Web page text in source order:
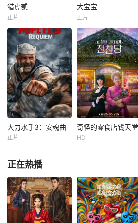
助力。团队成功实
现转型。随后成员
房”，大叔病倒，他
们毅然
巧合下这时候碰到
了武馆继承人夏新
来捣乱，
猎虎贰
杨亚
2004 年深秋西北
草原，假交警截停
铜矿押运车，炸药
破箱、两命陨灭，
悍匪携枪遁入茫茫
戈壁。刑警杨志刚
凭现场足迹与痕迹
精准锁凶，追凶途
中接连牵出牧民灭
口、矿场内鬼、信
边境
猎虎贰
正片
大宝宝
克里斯·福克斯
小有名气的恐怖编
剧亚当·刘易斯正陷
入灵感瓶颈，外界
的负面评价让他愈
发焦灼。一场无比
真实的噩梦给了他
全新方向：梦里一
个戴着扭曲婴儿面
具的壮汉持斧行
凶，他将这个名为
大宝宝
正片
大力水手3：安魂曲
一支秘密科研小队
将波派囚禁在地下
军事基地，试图驯
化并利用他的超人
类力量，将其打造
成杀伤力极强的军
大力水手3：安魂曲
正片
奇怪的零食店钱天堂
奇怪的零食店钱天堂
HD
正在热播